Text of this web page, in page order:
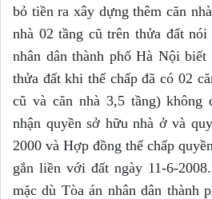
bỏ tiền ra xây dựng thêm căn
nhà 02 tầng cũ trên thửa đất
nhân dân thành phố Hà Nội
thửa đất khi thế chấp đã có 02
cũ và căn nhà 3,5 tầng) không
nhận quyền sở hữu nhà ở và
2000 và Hợp đồng thế chấp
gắn liền với đất ngày 11-6-
mặc dù Tòa án nhân dân thành